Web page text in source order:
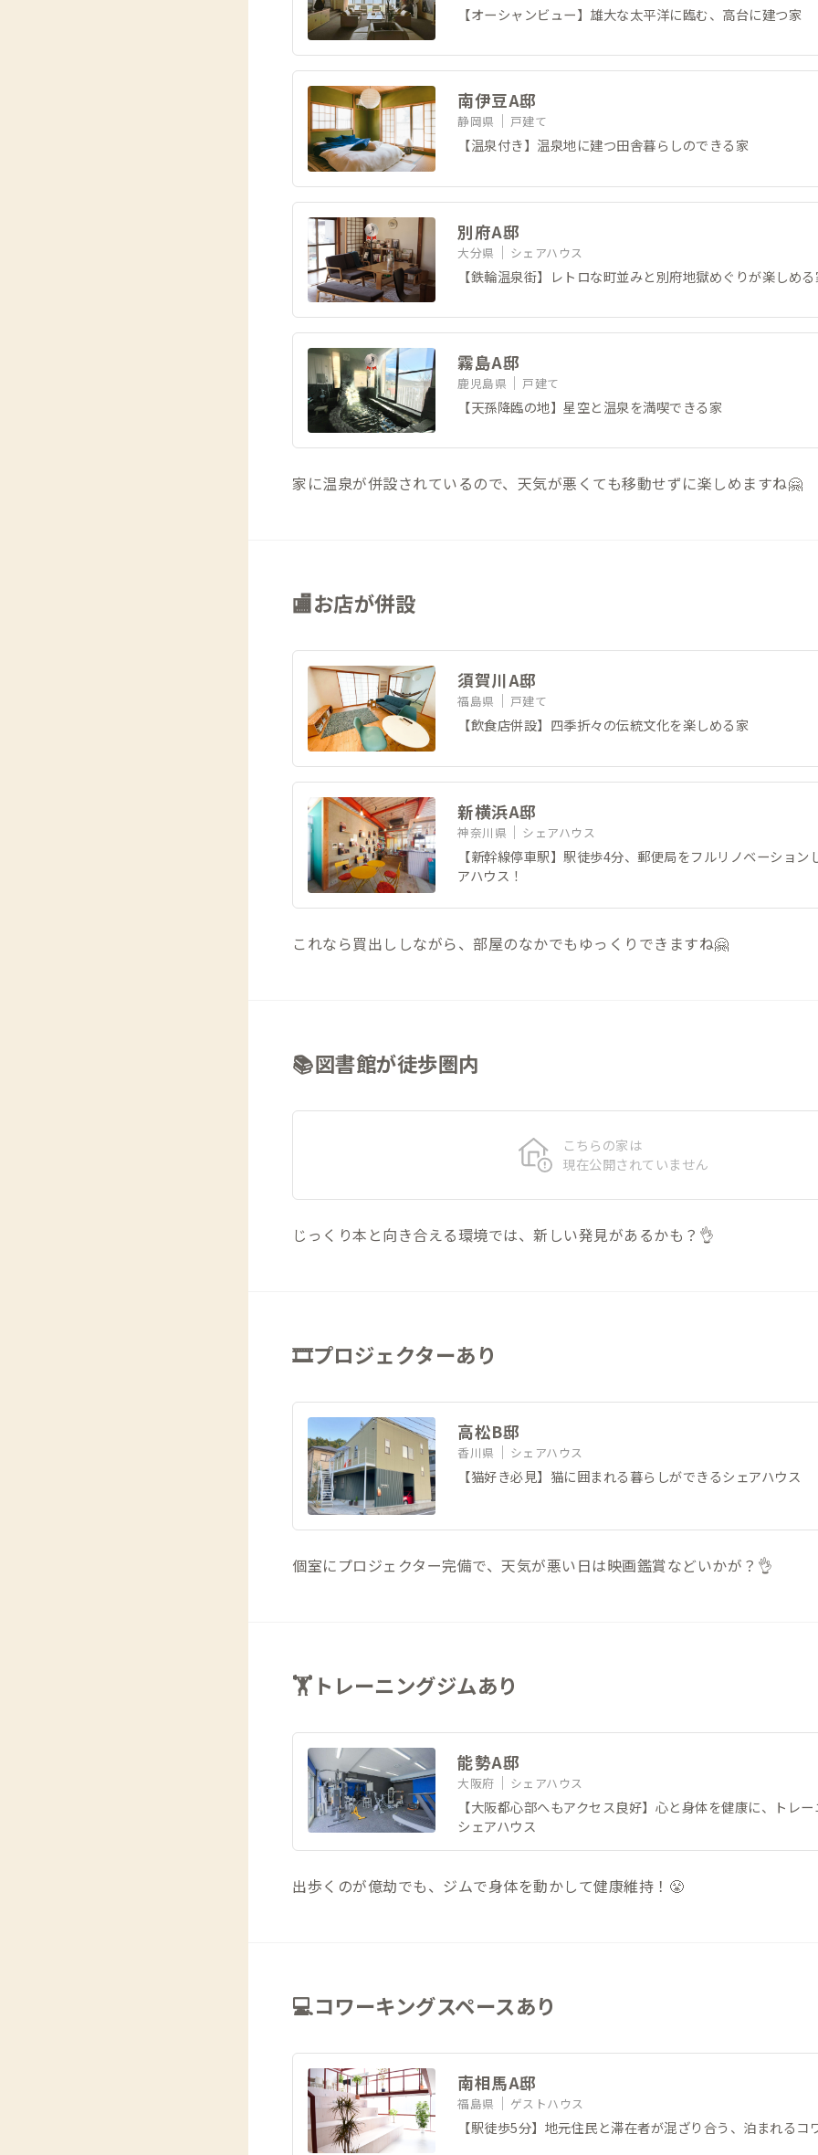
【オーシャンビュー】雄大な太平洋に臨む、高台に建つ家
南伊豆A邸
静岡県 戸建て
【温泉付き】温泉地に建つ田舎暮らしのできる家
別府A邸
大分県 シェアハウス
【鉄輪温泉街】レトロな町並みと別府地獄めぐりが楽しめ
霧島A邸
鹿児島県 戸建て
【天孫降臨の地】星空と温泉を満喫できる家
家に温泉が併設されているので、天気が悪くても移動せずに楽しめますね🤗
🏬お店が併設
須賀川A邸
福島県 戸建て
【飲食店併設】四季折々の伝統文化を楽しめる家
新横浜A邸
神奈川県 シェアハウス
【新幹線停車駅】駅徒歩4分、郵便局をフルリノベーション
アハウス！
これなら買出ししながら、部屋のなかでもゆっくりできますね🤗
📚図書館が徒歩圏内
こちらの家は
現在公開されていません
じっくり本と向き合える環境では、新しい発見があるかも？👌
🎞️プロジェクターあり
高松B邸
香川県 シェアハウス
【猫好き必見】猫に囲まれる暮らしができるシェアハウス
個室にプロジェクター完備で、天気が悪い日は映画鑑賞などいかが？👌
🏋トレーニングジムあり
能勢A邸
大阪府 シェアハウス
【大阪都心部へもアクセス良好】心と身体を健康に、トレ
シェアハウス
出歩くのが億劫でも、ジムで身体を動かして健康維持！😤
💻コワーキングスペースあり
南相馬A邸
福島県 ゲストハウス
【駅徒歩5分】地元住民と滞在者が混ざり合う、泊まれるコ